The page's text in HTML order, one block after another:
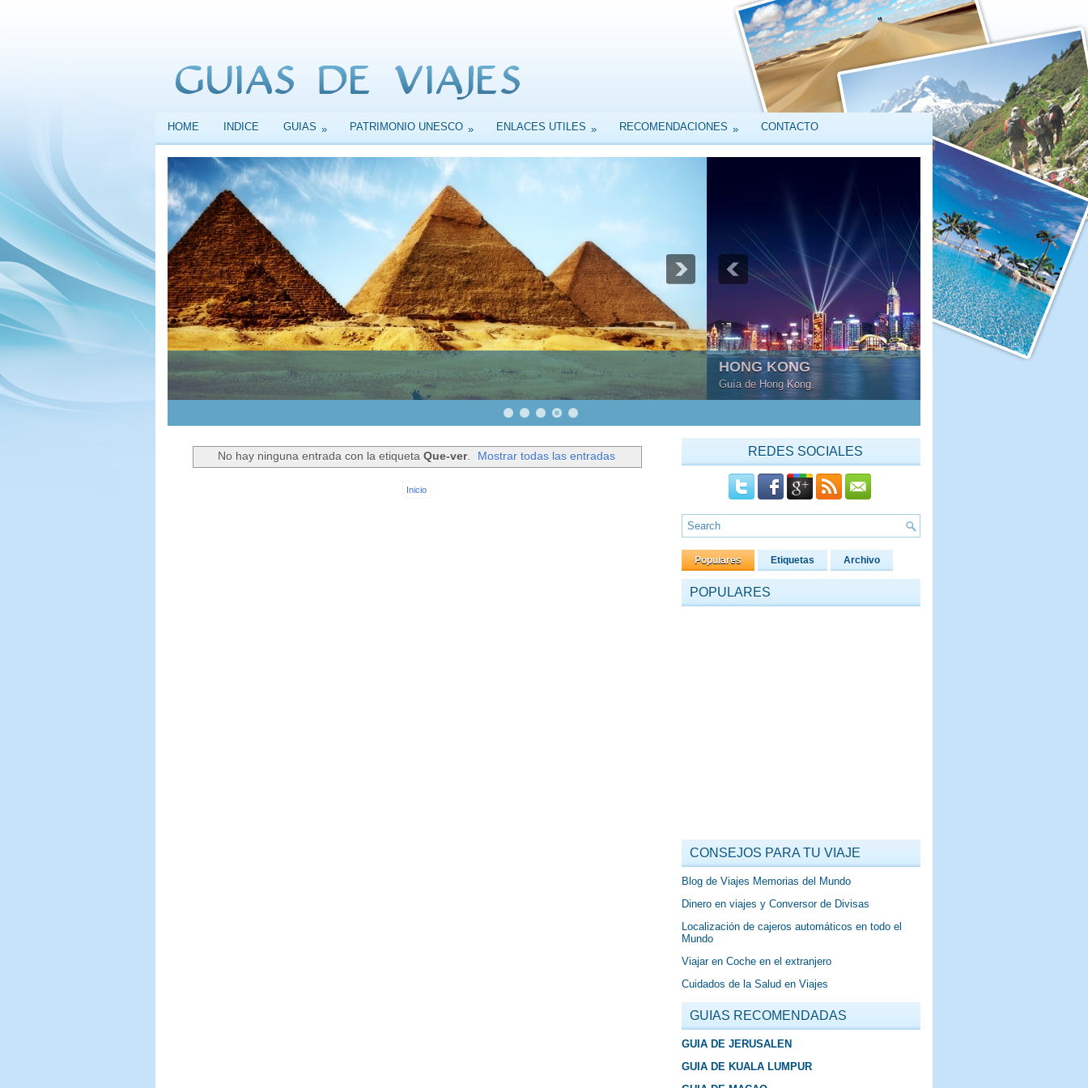
HOME INDICE GUIAS » PATRIMONIO UNESCO » ENLACES UTILES » RECOMENDACIONES » CONTACTO
HONG KONG
Guía de Hong Kong.
No hay ninguna entrada con la etiqueta Que-ver. Mostrar todas las entradas
Inicio
REDES SOCIALES
Populares Etiquetas Archivo
POPULARES
CONSEJOS PARA TU VIAJE
Blog de Viajes Memorias del Mundo
Dinero en viajes y Conversor de Divisas
Localización de cajeros automáticos en todo el
Mundo
Viajar en Coche en el extranjero
Cuidados de la Salud en Viajes
GUIAS RECOMENDADAS
GUIA DE JERUSALEN
GUIA DE KUALA LUMPUR